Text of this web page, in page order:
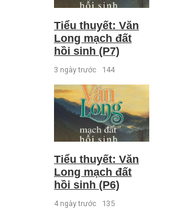
Tiểu thuyết: Văn
Long mạch đất
hồi sinh (P7)
3 ngày trước 144
Tiểu thuyết: Văn
Long mạch đất
hồi sinh (P6)
4 ngày trước 135